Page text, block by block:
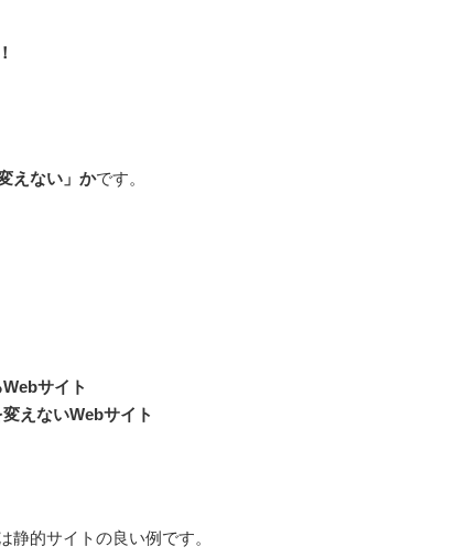
えない」かです。
サイト
えないWebサイト
的サイトの良い例です。